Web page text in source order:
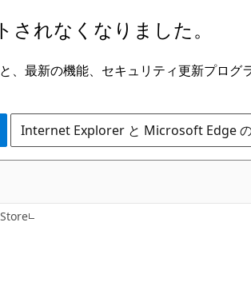
れなくなりました。
最新の機能、セキュリティ更新プログ
Internet Explorer と Microsoft Edge